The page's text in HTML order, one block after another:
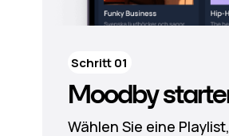
Moodby
Wählen Sie eine
Schritt 01